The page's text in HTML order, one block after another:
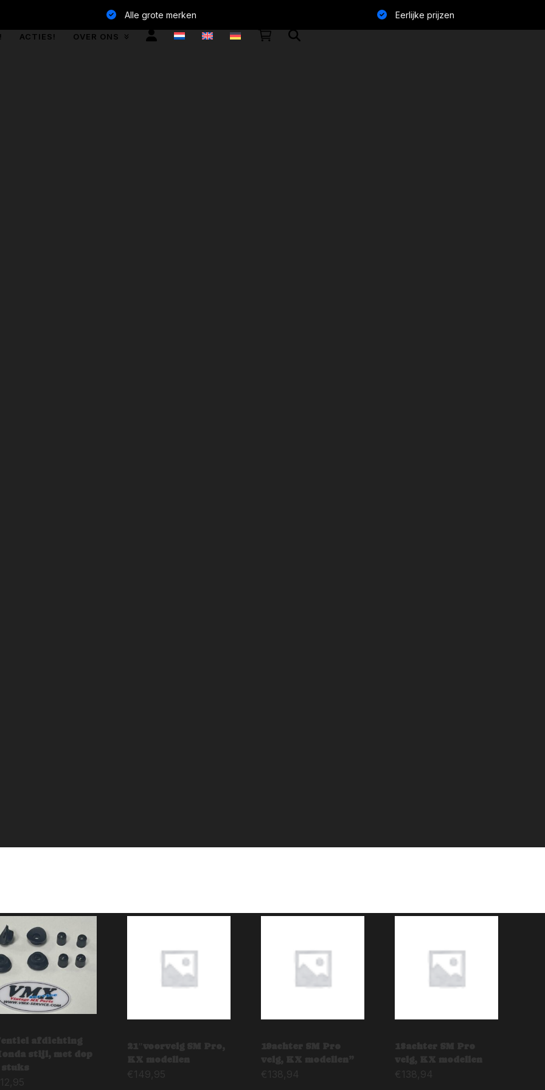
Alle grote merken Eerlijke prijzen
ACTIES! OVER ONS
afdichting
stijl, met dop
stuks
12,95
21″voorvelg SM Pro,
KX modellen
€ 149,95
19achter SM Pro
velg, KX modellen”
€ 138,94
18achter SM Pro
velg, KX modellen
€ 138,94